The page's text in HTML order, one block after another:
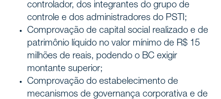
controlador, dos integrantes do grupo de
controle e dos administradores do PSTI;
Comprovação de capital social realizado e de
patrimônio líquido no valor mínimo de R$ 15
milhões de reais, podendo o BC exigir
montante superior;
Comprovação do estabelecimento de
mecanismos de governança corporativa e de